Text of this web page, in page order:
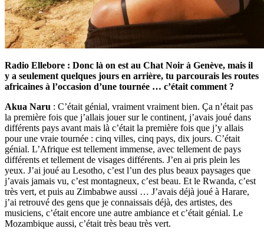
Radio Ellebore : Donc là on est au Chat Noir à Genève, mais il
y a seulement quelques jours en arrière, tu parcourais les routes
africaines à l’occasion d’une tournée … c’était comment ?
Akua Naru : C’était génial, vraiment vraiment bien. Ça n’était pas
la première fois que j’allais jouer sur le continent, j’avais joué dans
différents pays avant mais là c’était la première fois que j’y allais
pour une vraie tournée : cinq villes, cinq pays, dix jours. C’était
génial. L’Afrique est tellement immense, avec tellement de pays
différents et tellement de visages différents. J’en ai pris plein les
yeux. J’ai joué au Lesotho, c’est l’un des plus beaux paysages que
j’avais jamais vu, c’est montagneux, c’est beau. Et le Rwanda, c’est
très vert, et puis au Zimbabwe aussi … J’avais déjà joué à Harare,
j’ai retrouvé des gens que je connaissais déjà, des artistes, des
musiciens, c’était encore une autre ambiance et c’était génial. Le
Mozambique aussi, c’était très beau très vert.